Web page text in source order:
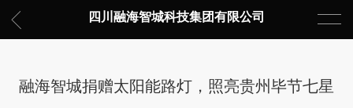
四川融海智城科技集团有限公司
融海智城捐赠太阳能路灯，照亮贵州毕节七星